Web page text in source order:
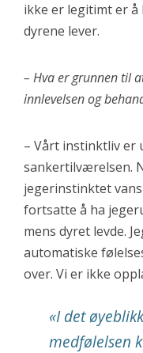
ikke er legitimt er å
dyrene lever.
– Hva er grunnen til
innlevelsen og
– Vårt instinktliv er
sankertilværelsen.
jegerinstinktet
fortsatte å ha
mens dyret levde.
automatiske
over. Vi er ikke
«I det
medfølelsen